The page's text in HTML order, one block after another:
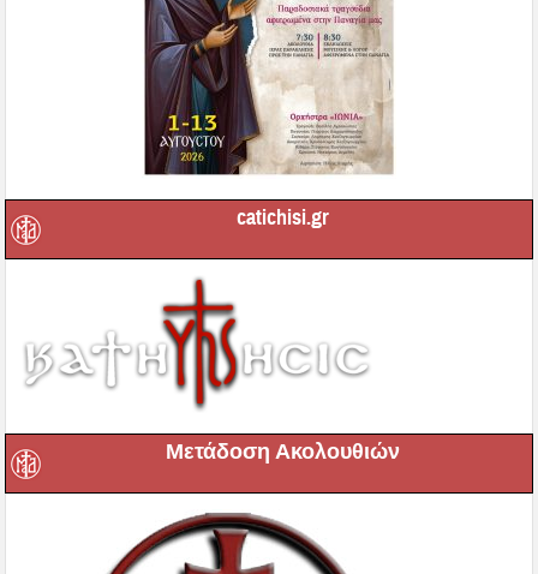
catichisi.gr
Μετάδοση Ακολουθιών